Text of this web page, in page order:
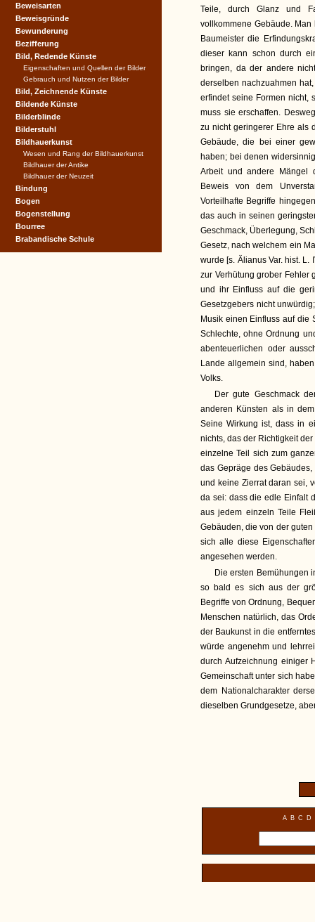
Teile, durch Glanz und
vollkommene Gebäude.
Baumeister die
dieser kann schon durch
bringen, da der andere
derselben nachzuahmen
erfindet seine Formen nicht,
muss sie erschaffen.
zu nicht geringerer Ehre als
Gebäude, die bei einer
haben; bei denen
Arbeit und andere Mängel
Beweis von dem
Vorteilhafte Begriffe
das auch in seinen
Geschmack, Überlegung,
Gesetz, nach welchem ein
wurde [s. Älianus Var. hist. L.
zur Verhütung grober Fehler
und ihr Einfluss auf die
Gesetzgebers nicht
Musik einen Einfluss auf die
Schlechte, ohne Ordnung
abenteuerlichen oder
Lande allgemein sind,
Volks.
Der gute Geschmack
anderen Künsten als in
Seine Wirkung ist, dass in
nichts, das der Richtigkeit
einzelne Teil sich zum
das Gepräge des
und keine Zierrat daran sei,
da sei: dass die edle Einfalt
aus jedem einzeln Teile
Gebäuden, die von der
sich alle diese
angesehen werden.
Die ersten Bemühungen
so bald es sich aus der
Begriffe von Ordnung,
Menschen natürlich, das
der Baukunst in die
würde angenehm und
durch Aufzeichnung einiger
Gemeinschaft unter sich
dem Nationalcharakter
dieselben Grundgesetze,
A B C D
Beweisarten
Beweisgründe
Bewunderung
Bezifferung
Bild, Redende Künste
Eigenschaften und Quellen der Bilder
Gebrauch und Nutzen der Bilder
Bild, Zeichnende Künste
Bildende Künste
Bilderblinde
Bilderstuhl
Bildhauerkunst
Wesen und Rang der Bildhauerkunst
Bildhauer der Antike
Bildhauer der Neuzeit
Bindung
Bogen
Bogenstellung
Bourree
Brabandische Schule